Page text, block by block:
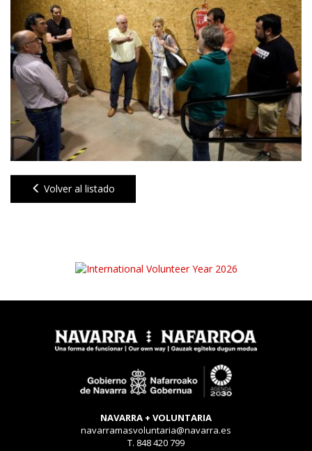
Volver al listado
NAVARRA + VOLUNTARIA
navarramasvoluntaria@navarra.es
T. 848 420 799